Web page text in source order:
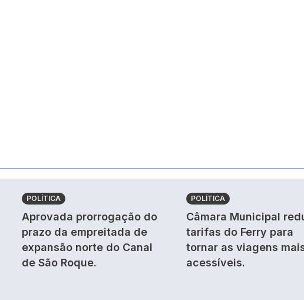
POLÍTICA
Aprovada prorrogação do
prazo da empreitada de
expansão norte do Canal
de São Roque.
POLÍTICA
Câmara Municipal
tarifas do Ferry para
tornar as viagens
acessíveis.